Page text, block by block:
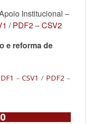
Institucional –
/PDF2–CSV2
e reforma de
–CSV1 / PDF2 –